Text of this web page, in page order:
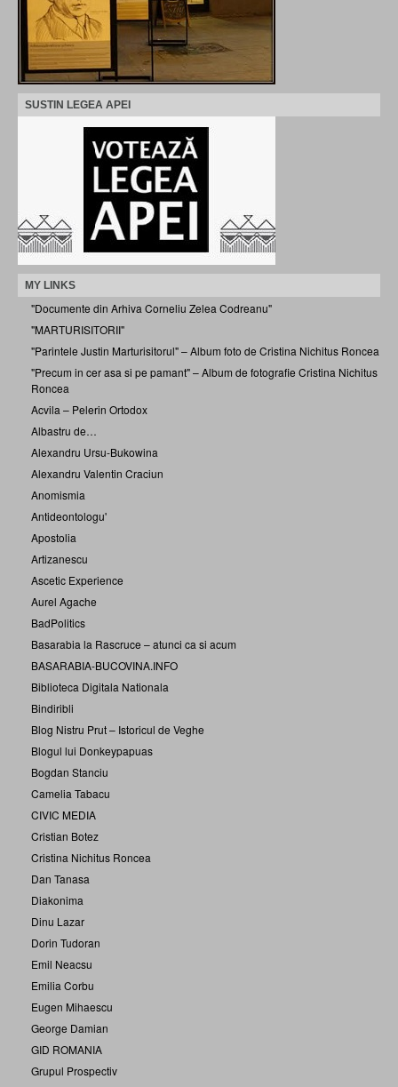
SUSTIN LEGEA APEI
MY LINKS
"Documente din Arhiva Corneliu Zelea Codreanu"
"MARTURISITORII"
"Parintele Justin Marturisitorul" – Album foto de Cristina Nichitus Roncea
"Precum in cer asa si pe pamant" – Album de fotografie Cristina Nichitus
Roncea
Acvila – Pelerin Ortodox
Albastru de…
Alexandru Ursu-Bukowina
Alexandru Valentin Craciun
Anomismia
Antideontologu'
Apostolia
Artizanescu
Ascetic Experience
Aurel Agache
BadPolitics
Basarabia la Rascruce – atunci ca si acum
BASARABIA-BUCOVINA.INFO
Biblioteca Digitala Nationala
Bindiribli
Blog Nistru Prut – Istoricul de Veghe
Blogul lui Donkeypapuas
Bogdan Stanciu
Camelia Tabacu
CIVIC MEDIA
Cristian Botez
Cristina Nichitus Roncea
Dan Tanasa
Diakonima
Dinu Lazar
Dorin Tudoran
Emil Neacsu
Emilia Corbu
Eugen Mihaescu
George Damian
GID ROMANIA
Grupul Prospectiv